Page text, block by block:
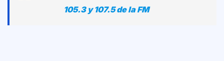
105.3 y 107.5 de la FM